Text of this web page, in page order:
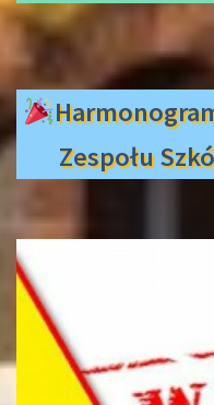
Zespołu